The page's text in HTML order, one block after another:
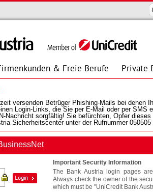
& Freie Berufe Private
versenden Betrüger Phishing-Mails bei denen
Login-Links, die Sie per E-Mail oder per
Nachricht sorgfältig! Sie befürchten, Opfer
Sicherheitscenter unter der Rufnummer
Important Security Information
The Bank Austria login pages
Always check the owner of the
which must be "UniCredit Bank